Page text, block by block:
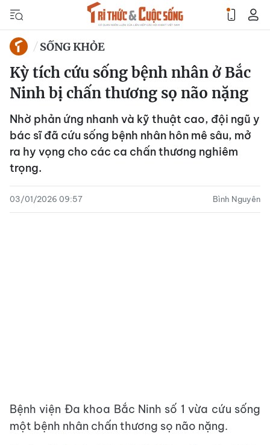
SỐNG KHỎE
Kỳ tích cứu sống bệnh nhân ở Bắc
Ninh bị chấn thương sọ não nặng
Nhờ phản ứng nhanh và kỹ thuật cao, đội ngũ y
bác sĩ đã cứu sống bệnh nhân hôn mê sâu, mở
ra hy vọng cho các ca chấn thương nghiêm
trọng.
03/01/2026 09:57 Bình Nguyên
Bệnh viện Đa khoa Bắc Ninh số 1 vừa cứu sống
một bệnh nhân chấn thương sọ não nặng.